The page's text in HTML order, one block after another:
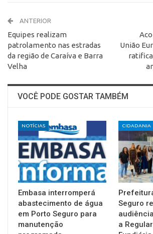
ANTERIOR
Equipes realizam
patrolamento nas estradas
da região de Caraíva e Barra
Velha
União
VOCÊ PODE GOSTAR TAMBÉM
NOTÍCIAS
Embasa interromperá
abastecimento de água
em Porto Seguro para
manutenção
CIDADANIA
Seguro
a